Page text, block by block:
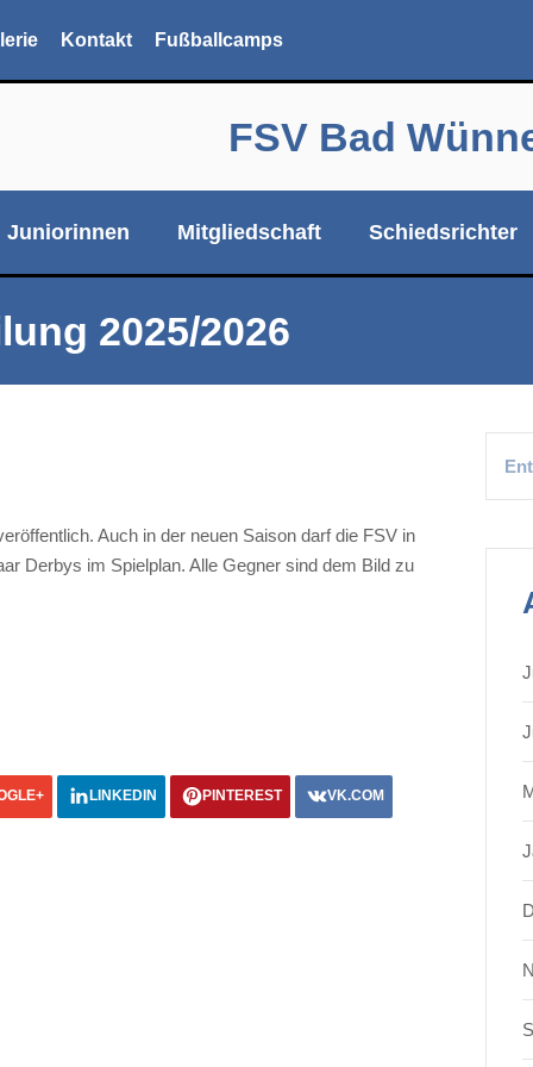
Kontakt Fußballcamps
FSV Bad
Juniorinnen Mitgliedschaft Schiedsrichter
2025/2026
Auch in der neuen Saison darf die FSV in
Derbys im Spielplan. Alle Gegner sind dem Bild zu
LINKEDIN PINTEREST VK.COM